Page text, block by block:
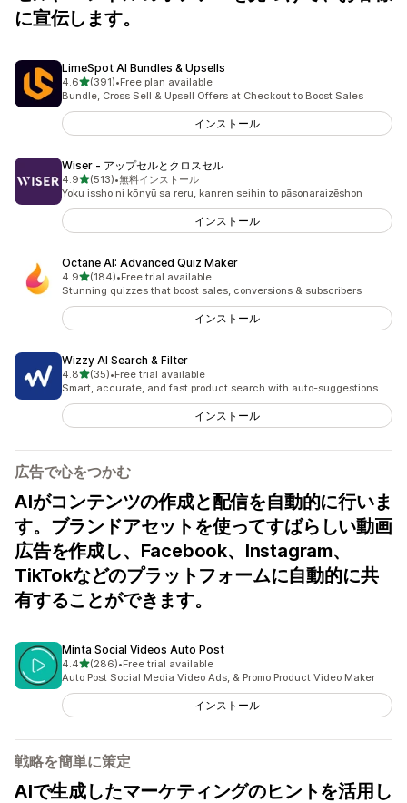
に宣伝します。
LimeSpot AI Bundles & Upsells
4.65つ星中
(391)
合計レビュー数：391件
•Free plan available
Bundle, Cross Sell & Upsell Offers at Checkout to Boost Sales
インストール
Wiser ‑ アップセルとクロスセル
4.95つ星中
(513)
合計レビュー数：513件
•無料インストール
Yoku issho ni kōnyū sa reru, kanren seihin to pāsonaraizēshon
インストール
Octane AI: Advanced Quiz Maker
4.95つ星中
(184)
合計レビュー数：184件
•Free trial available
Stunning quizzes that boost sales, conversions & subscribers
インストール
Wizzy AI Search & Filter
4.85つ星中
(35)
合計レビュー数：35件
•Free trial available
Smart, accurate, and fast product search with auto-suggestions
インストール
広告で心をつかむ
AIがコンテンツの作成と配信を自動的に行いま
す。ブランドアセットを使ってすばらしい動画
広告を作成し、Facebook、Instagram、
TikTokなどのプラットフォームに自動的に共
有することができます。
Minta Social Videos Auto Post
4.45つ星中
(286)
合計レビュー数：286件
•Free trial available
Auto Post Social Media Video Ads, & Promo Product Video Maker
インストール
戦略を簡単に策定
AIで生成したマーケティングのヒントを活用し